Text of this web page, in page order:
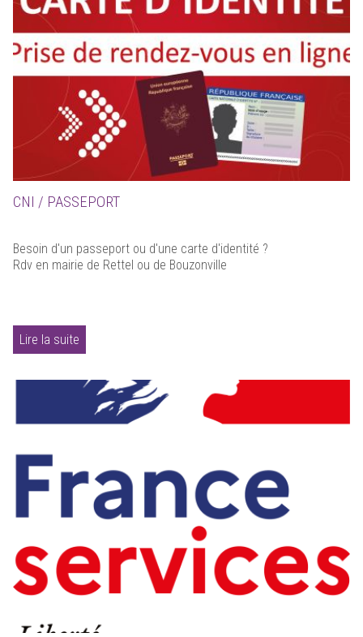
CNI / PASSEPORT
Besoin d'un passeport ou d'une carte d'identité ?
Rdv en mairie de Rettel ou de Bouzonville
Lire la suite